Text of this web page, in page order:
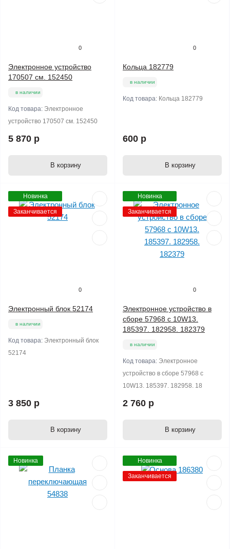
0
Электронное устройство
170507 см. 152450
в наличии
Код товара: Электронное
устройство 170507 см. 152450
5 870 р
В корзину
0
Кольца 182779
в наличии
Код товара: Кольца 182779
600 р
В корзину
Новинка
Заканчивается
0
Электронный блок 52174
в наличии
Код товара: Электронный блок
52174
3 850 р
В корзину
Новинка
Заканчивается
0
Электронное устройство в
сборе 57968 с 10W13.
185397. 182958. 182379
в наличии
Код товара: Электронное
устройство в сборе 57968 с
10W13. 185397. 182958. 18
2 760 р
В корзину
Новинка Новинка
Заканчивается